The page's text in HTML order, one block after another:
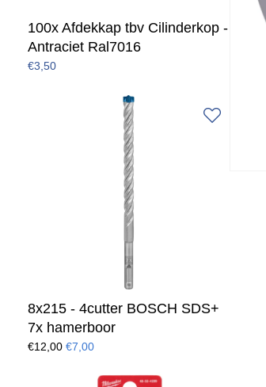
100x Afdekkap tbv Cilinderkop -
Antraciet Ral7016
€3,50
8x215 - 4cutter BOSCH SDS+
7x hamerboor
€12,00 €7,00